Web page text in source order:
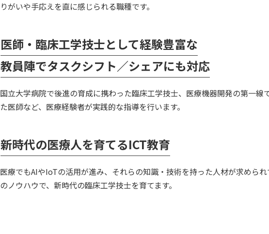
りがいや手応えを直に感じられる職種です。
医師・臨床工学技士として経験豊富な
教員陣でタスクシフト／シェアにも対応
国立大学病院で後進の育成に携わった臨床工学技士、医療機器開発の第一
た医師など、医療経験者が実践的な指導を行います。
新時代の医療人を育てるICT教育
医療でもAIやIoTの活用が進み、それらの知識・技術を持った人材が求めら
のノウハウで、新時代の臨床工学技士を育てます。